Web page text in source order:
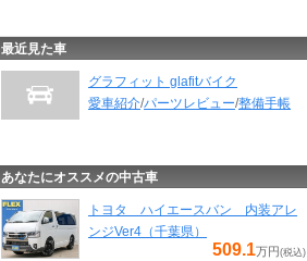
最近見た車
グラフィット glafitバイク
愛車紹介/パーツレビュー/整備手帳
あなたにオススメの中古車
トヨタ ハイエースバン 内装アレ
ンジVer4（千葉県）
509.1万円 (税込)